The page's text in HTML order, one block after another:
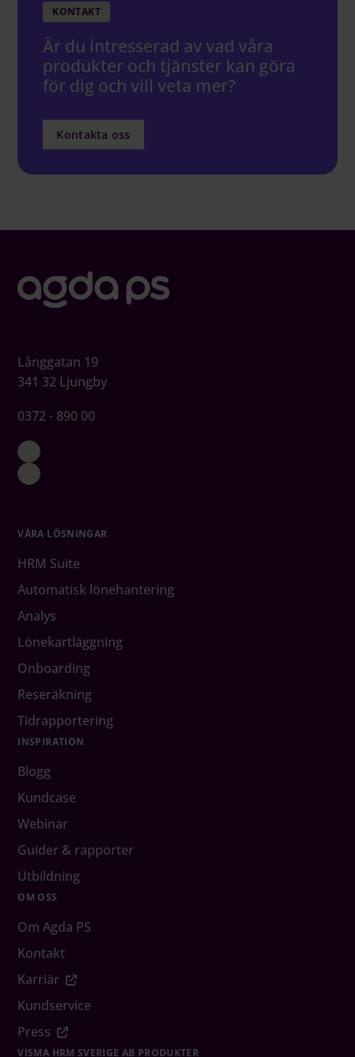
KONTAKT
Är du intresserad av vad våra
produkter och tjänster kan göra
för dig och vill veta mer?
Kontakta oss
Långgatan 19
341 32 Ljungby
0372 - 890 00
VÅRA LÖSNINGAR
HRM Suite
Automatisk lönehantering
Analys
Lönekartläggning
Onboarding
Reseräkning
Tidrapportering
INSPIRATION
Blogg
Kundcase
Webinar
Guider & rapporter
Utbildning
OM OSS
Om Agda PS
Kontakt
Karriär
Kundservice
Press
VISMA HRM SVERIGE AB PRODUKTER